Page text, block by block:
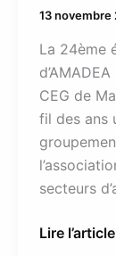
13 novembre
La 24ème
CEG de
fil des ans
secteurs
Lire